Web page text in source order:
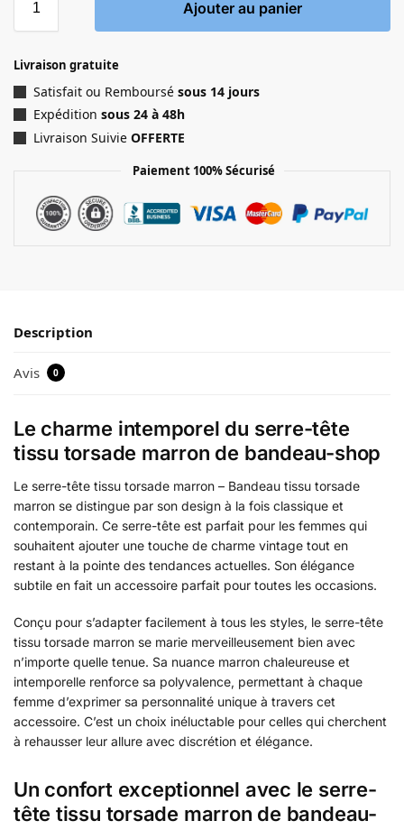
Ajouter au panier
Livraison gratuite
Satisfait ou Remboursé sous 14 jours
Expédition sous 24 à 48h
Livraison Suivie OFFERTE
Paiement 100% Sécurisé
Description
Avis 0
Le charme intemporel du serre-tête
tissu torsade marron de bandeau-shop
Le serre-tête tissu torsade marron – Bandeau tissu torsade
marron se distingue par son design à la fois classique et
contemporain. Ce serre-tête est parfait pour les femmes qui
souhaitent ajouter une touche de charme vintage tout en
restant à la pointe des tendances actuelles. Son élégance
subtile en fait un accessoire parfait pour toutes les occasions.
Conçu pour s’adapter facilement à tous les styles, le serre-tête
tissu torsade marron se marie merveilleusement bien avec
n’importe quelle tenue. Sa nuance marron chaleureuse et
intemporelle renforce sa polyvalence, permettant à chaque
femme d’exprimer sa personnalité unique à travers cet
accessoire. C’est un choix inéluctable pour celles qui cherchent
à rehausser leur allure avec discrétion et élégance.
Un confort exceptionnel avec le serre-
tête tissu torsade marron de bandeau-